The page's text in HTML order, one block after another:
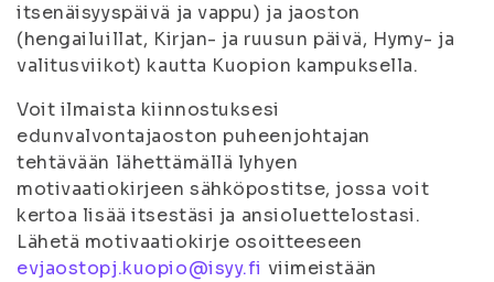
itsenäisyyspäivä ja vappu) ja jaoston
(hengailuillat, Kirjan- ja ruusun päivä, Hymy- ja
valitusviikot) kautta Kuopion kampuksella.
Voit ilmaista kiinnostuksesi
edunvalvontajaoston puheenjohtajan
tehtävään lähettämällä lyhyen
motivaatiokirjeen sähköpostitse, jossa voit
kertoa lisää itsestäsi ja ansioluettelostasi.
Lähetä motivaatiokirje osoitteeseen
evjaostopj.kuopio@isyy.fi viimeistään